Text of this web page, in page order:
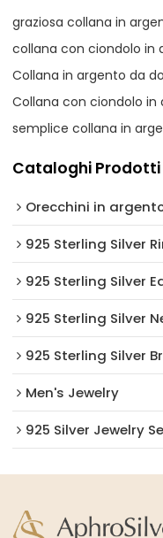
graziosa collana in
collana con ciondolo in
Collana in argento da
Collana con ciondolo in
semplice collana in
Cataloghi Prodotti
Orecchini in
925 Sterling Silver
925 Sterling Silver
925 Sterling Silver
925 Sterling Silver
Men's Jewelry
925 Silver Jewelry